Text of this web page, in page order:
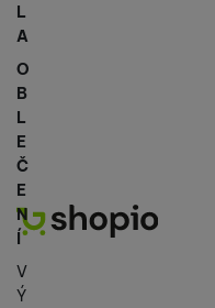
L
A
O
B
L
E
Č
E
N
Í
V
Ý